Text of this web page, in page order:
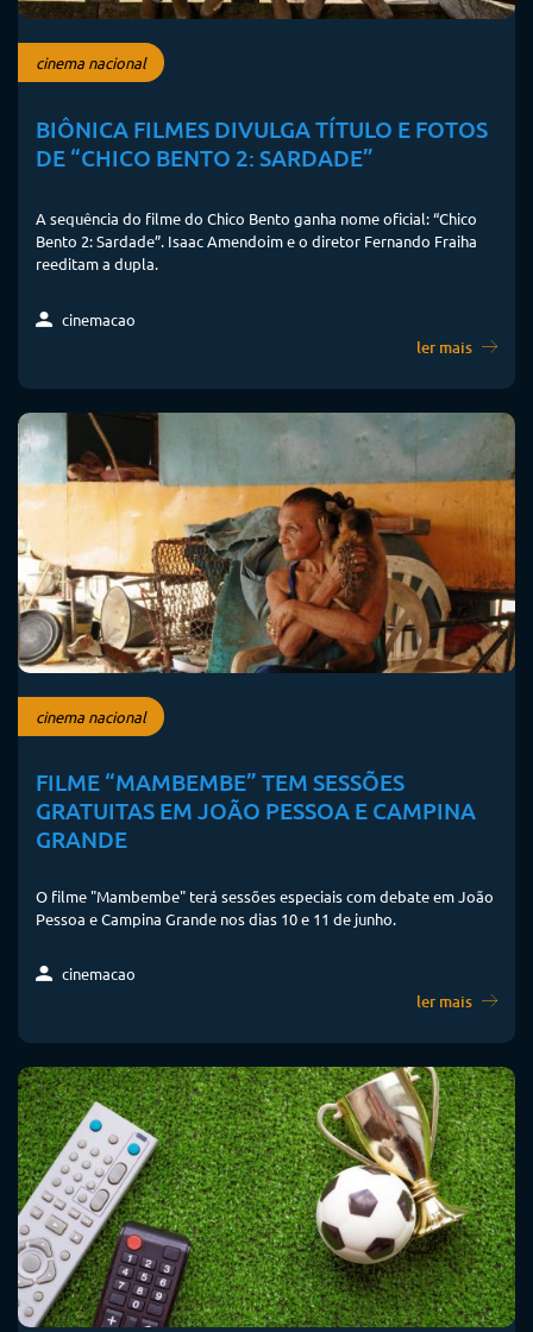
cinema nacional
BIÔNICA FILMES DIVULGA TÍTULO E FOTOS
DE “CHICO BENTO 2: SARDADE”
A sequência do filme do Chico Bento ganha nome oficial: “Chico
Bento 2: Sardade”. Isaac Amendoim e o diretor Fernando Fraiha
reeditam a dupla.
cinemacao
ler mais
cinema nacional
FILME “MAMBEMBE” TEM SESSÕES
GRATUITAS EM JOÃO PESSOA E CAMPINA
GRANDE
O filme "Mambembe" terá sessões especiais com debate em João
Pessoa e Campina Grande nos dias 10 e 11 de junho.
cinemacao
ler mais